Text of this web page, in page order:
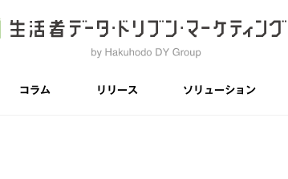
コラム リリース ソリューション